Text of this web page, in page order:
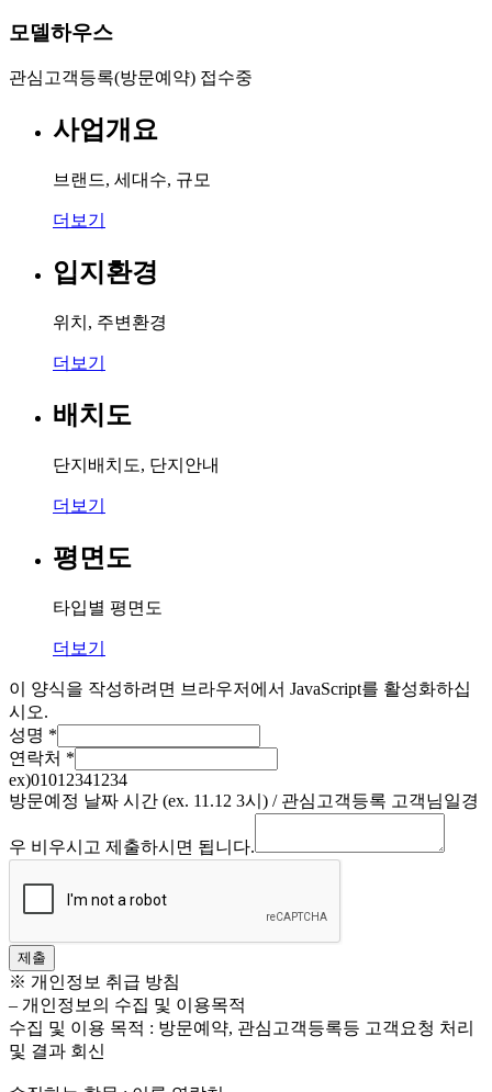
모델하우스
관심고객등록(방문예약) 접수중
사업개요
브랜드, 세대수, 규모
더보기
입지환경
위치, 주변환경
더보기
배치도
단지배치도, 단지안내
더보기
평면도
타입별 평면도
더보기
이 양식을 작성하려면 브라우저에서 JavaScript를 활성화하십
시오.
성명 *
연락처 *
ex)01012341234
방문예정 날짜 시간 (ex. 11.12 3시) / 관심고객등록 고객님일경
우 비우시고 제출하시면 됩니다.
제출
※ 개인정보 취급 방침
– 개인정보의 수집 및 이용목적
수집 및 이용 목적 : 방문예약, 관심고객등록등 고객요청 처리
및 결과 회신